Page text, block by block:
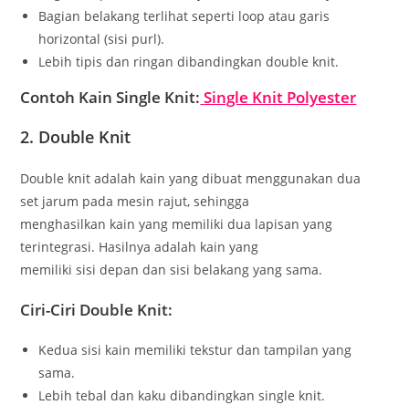
Bagian belakang terlihat seperti loop atau garis
horizontal (sisi purl).
Lebih tipis dan ringan dibandingkan double knit.
Contoh Kain Single Knit: Single Knit Polyester
2. Double Knit
Double knit adalah kain yang dibuat menggunakan dua
set jarum pada mesin rajut, sehingga
menghasilkan kain yang memiliki dua lapisan yang
terintegrasi. Hasilnya adalah kain yang
memiliki sisi depan dan sisi belakang yang sama.
Ciri-Ciri Double Knit:
Kedua sisi kain memiliki tekstur dan tampilan yang
sama.
Lebih tebal dan kaku dibandingkan single knit.